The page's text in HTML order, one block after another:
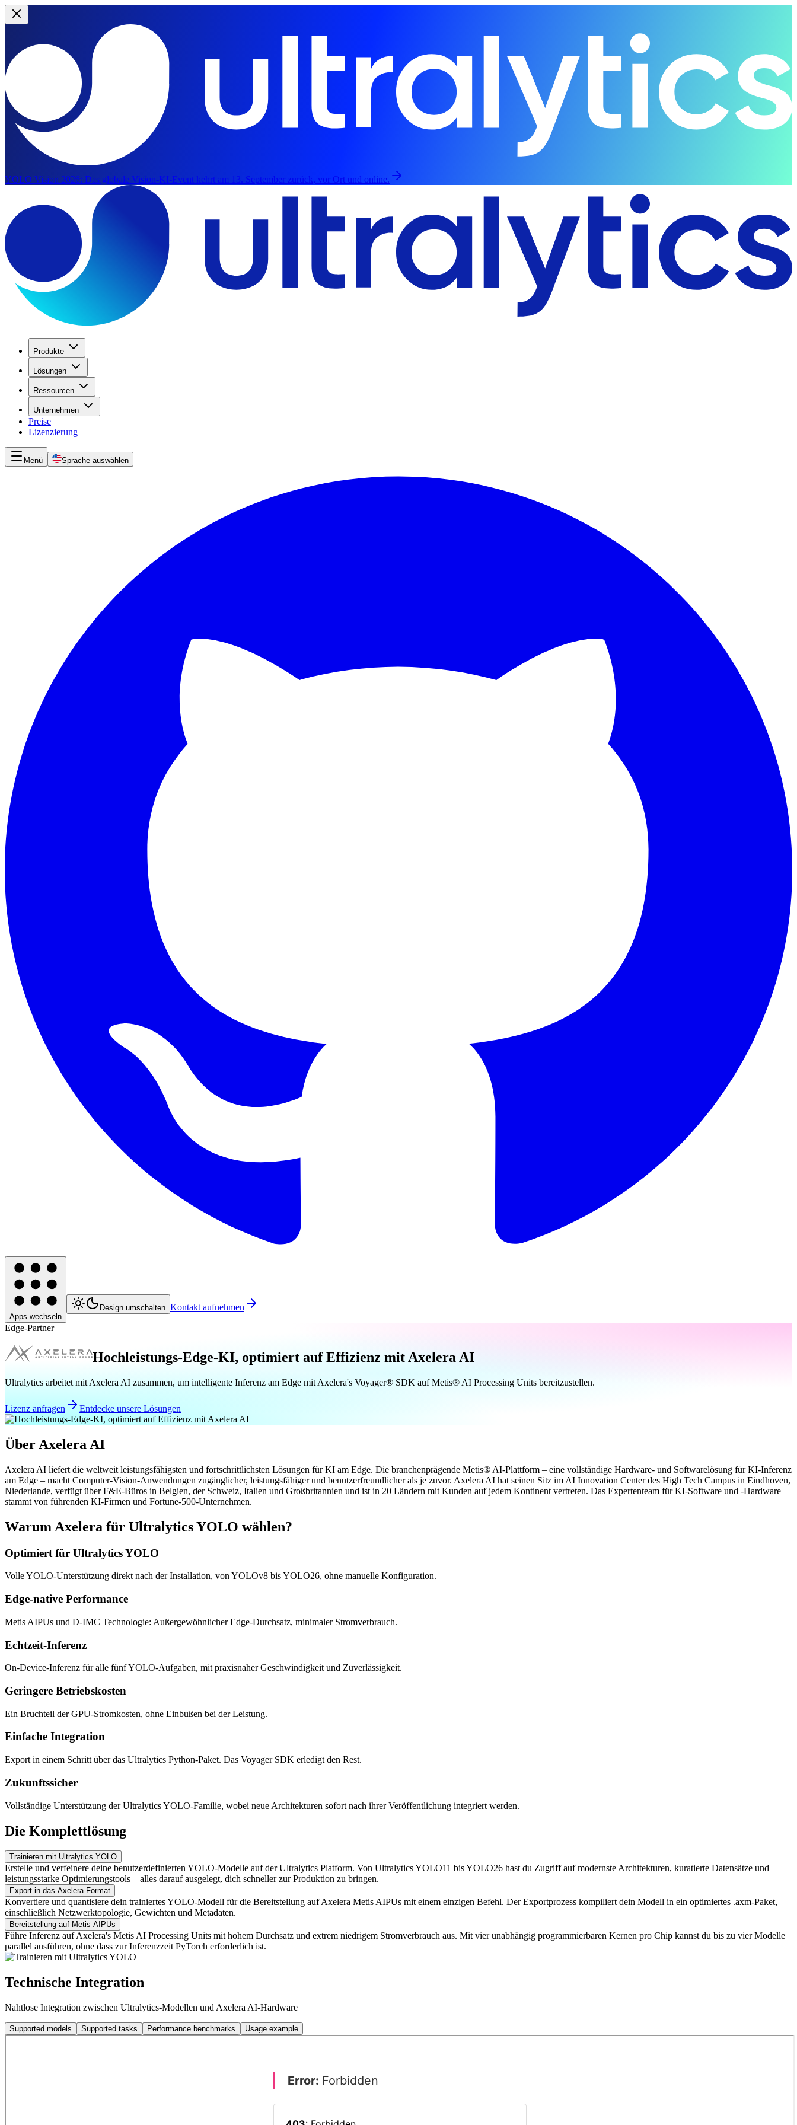
YOLO Vision 2026: Das globale Vision-KI-Event kehrt am 13. September zurück, vor Ort und online.
Produkte
Lösungen
Ressourcen
Unternehmen
Preise
Lizenzierung
Menü Sprache auswählen
Apps wechseln
Design umschalten Kontakt aufnehmen
Edge-Partner
Hochleistungs-Edge-KI, optimiert auf Effizienz mit Axelera AI
Ultralytics arbeitet mit Axelera AI zusammen, um intelligente Inferenz am Edge mit Axelera's Voyager® SDK auf Metis® AI Processing Units bereitzustellen.
Lizenz anfragen Entdecke unsere Lösungen
Über Axelera AI
Axelera AI liefert die weltweit leistungsfähigsten und fortschrittlichsten Lösungen für KI am Edge. Die branchenprägende Metis® AI-Plattform – eine vollständige Hardware- und Softwarelösung für KI-Inferenz
am Edge – macht Computer-Vision-Anwendungen zugänglicher, leistungsfähiger und benutzerfreundlicher als je zuvor. Axelera AI hat seinen Sitz im AI Innovation Center des High Tech Campus in Eindhoven,
Niederlande, verfügt über F&E-Büros in Belgien, der Schweiz, Italien und Großbritannien und ist in 20 Ländern mit Kunden auf jedem Kontinent vertreten. Das Expertenteam für KI-Software und -Hardware
stammt von führenden KI-Firmen und Fortune-500-Unternehmen.
Warum Axelera für Ultralytics YOLO wählen?
Optimiert für Ultralytics YOLO
Volle YOLO-Unterstützung direkt nach der Installation, von YOLOv8 bis YOLO26, ohne manuelle Konfiguration.
Edge-native Performance
Metis AIPUs und D-IMC Technologie: Außergewöhnlicher Edge-Durchsatz, minimaler Stromverbrauch.
Echtzeit-Inferenz
On-Device-Inferenz für alle fünf YOLO-Aufgaben, mit praxisnaher Geschwindigkeit und Zuverlässigkeit.
Geringere Betriebskosten
Ein Bruchteil der GPU-Stromkosten, ohne Einbußen bei der Leistung.
Einfache Integration
Export in einem Schritt über das Ultralytics Python-Paket. Das Voyager SDK erledigt den Rest.
Zukunftssicher
Vollständige Unterstützung der Ultralytics YOLO-Familie, wobei neue Architekturen sofort nach ihrer Veröffentlichung integriert werden.
Die Komplettlösung
Trainieren mit Ultralytics YOLO
Erstelle und verfeinere deine benutzerdefinierten YOLO-Modelle auf der Ultralytics Platform. Von Ultralytics YOLO11 bis YOLO26 hast du Zugriff auf modernste Architekturen, kuratierte Datensätze und
leistungsstarke Optimierungstools – alles darauf ausgelegt, dich schneller zur Produktion zu bringen.
Export in das Axelera-Format
Konvertiere und quantisiere dein trainiertes YOLO-Modell für die Bereitstellung auf Axelera Metis AIPUs mit einem einzigen Befehl. Der Exportprozess kompiliert dein Modell in ein optimiertes .axm-Paket,
einschließlich Netzwerktopologie, Gewichten und Metadaten.
Bereitstellung auf Metis AIPUs
Führe Inferenz auf Axelera's Metis AI Processing Units mit hohem Durchsatz und extrem niedrigem Stromverbrauch aus. Mit vier unabhängig programmierbaren Kernen pro Chip kannst du bis zu vier Modelle
parallel ausführen, ohne dass zur Inferenzzeit PyTorch erforderlich ist.
Technische Integration
Nahtlose Integration zwischen Ultralytics-Modellen und Axelera AI-Hardware
Supported models Supported tasks Performance benchmarks Usage example